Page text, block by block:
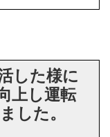
した様に
上し運転
した。